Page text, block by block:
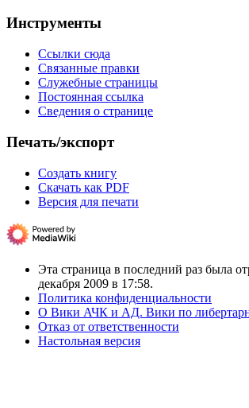
Инструменты
Ссылки сюда
Связанные правки
Служебные страницы
Постоянная ссылка
Сведения о странице
Печать/экспорт
Создать книгу
Скачать как PDF
Версия для печати
Эта страница в последний раз была
декабря 2009 в 17:58.
Политика конфиденциальности
О Вики АЧК и АД. Вики по
Отказ от ответственности
Настольная версия